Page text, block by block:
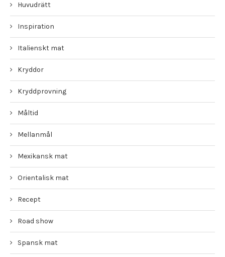
Huvudrätt
Inspiration
Italienskt mat
Kryddor
Kryddprovning
Måltid
Mellanmål
Mexikansk mat
Orientalisk mat
Recept
Road show
Spansk mat